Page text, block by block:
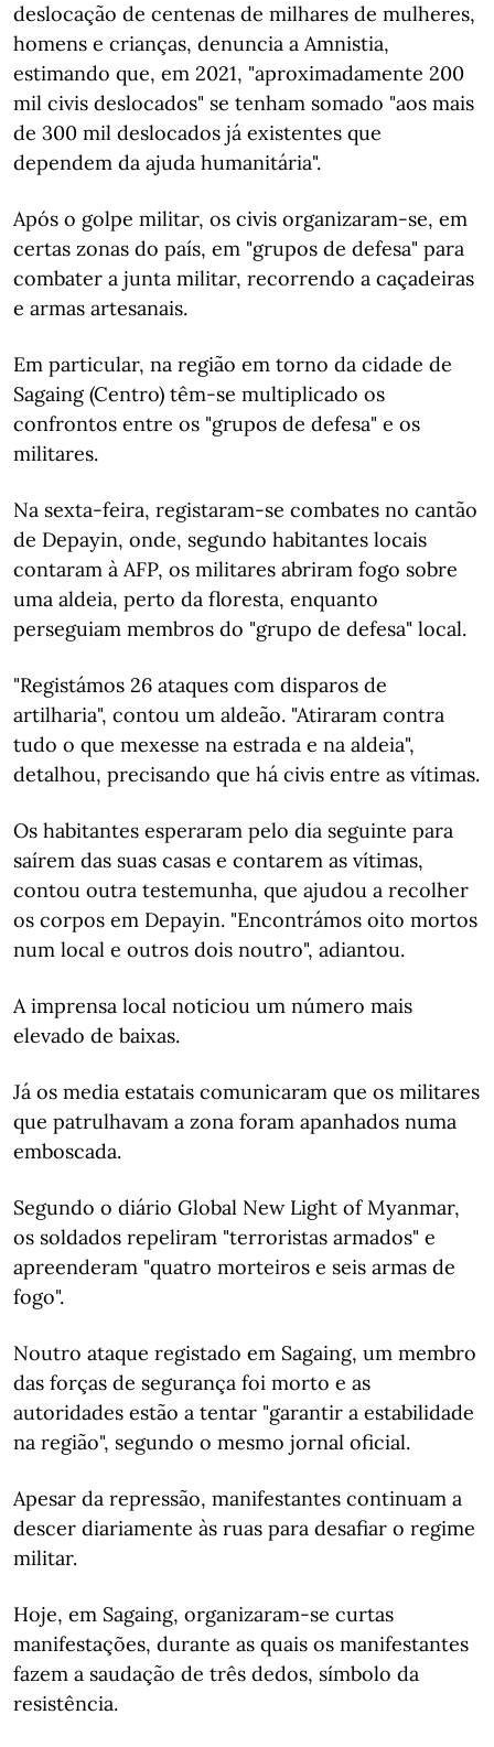
deslocação de centenas de milhares de mulheres,
homens e crianças, denuncia a Amnistia,
estimando que, em 2021, "aproximadamente 200
mil civis deslocados" se tenham somado "aos mais
de 300 mil deslocados já existentes que
dependem da ajuda humanitária".
Após o golpe militar, os civis organizaram-se, em
certas zonas do país, em "grupos de defesa" para
combater a junta militar, recorrendo a caçadeiras
e armas artesanais.
Em particular, na região em torno da cidade de
Sagaing (Centro) têm-se multiplicado os
confrontos entre os "grupos de defesa" e os
militares.
Na sexta-feira, registaram-se combates no cantão
de Depayin, onde, segundo habitantes locais
contaram à AFP, os militares abriram fogo sobre
uma aldeia, perto da floresta, enquanto
perseguiam membros do "grupo de defesa" local.
"Registámos 26 ataques com disparos de
artilharia", contou um aldeão. "Atiraram contra
tudo o que mexesse na estrada e na aldeia",
detalhou, precisando que há civis entre as vítimas.
Os habitantes esperaram pelo dia seguinte para
saírem das suas casas e contarem as vítimas,
contou outra testemunha, que ajudou a recolher
os corpos em Depayin. "Encontrámos oito mortos
num local e outros dois noutro", adiantou.
A imprensa local noticiou um número mais
elevado de baixas.
Já os media estatais comunicaram que os militares
que patrulhavam a zona foram apanhados numa
emboscada.
Segundo o diário Global New Light of Myanmar,
os soldados repeliram "terroristas armados" e
apreenderam "quatro morteiros e seis armas de
fogo".
Noutro ataque registado em Sagaing, um membro
das forças de segurança foi morto e as
autoridades estão a tentar "garantir a estabilidade
na região", segundo o mesmo jornal oficial.
Apesar da repressão, manifestantes continuam a
descer diariamente às ruas para desafiar o regime
militar.
Hoje, em Sagaing, organizaram-se curtas
manifestações, durante as quais os manifestantes
fazem a saudação de três dedos, símbolo da
resistência.